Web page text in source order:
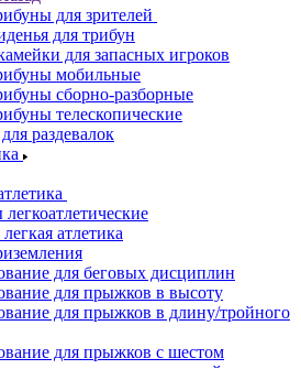
для зрителей
для трибун
для запасных игроков
мобильные
сборно-разборные
телескопические
раздевалок
легкоатлетические
атлетика
для беговых дисциплин
для прыжков в высоту
для прыжков в длину/тройного
для прыжков с шестом